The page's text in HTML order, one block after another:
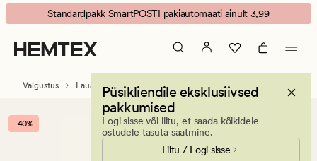
Nymera
LED
laualamp
must
Animated
banner.
Press
ESCAPE
Standardpakk SmartPOSTI pakiautomaati ainult 3,99
Püsikliendile eksklusiivsed
pakkumised
Logi sisse või liitu, et saada kõikidele
ostudele tasuta saatmine.
Liitu / Logi sisse
Valgustus Lauavalgustid
-40%